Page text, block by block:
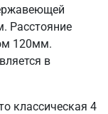
Расстояние
120мм.
в
классическая 4